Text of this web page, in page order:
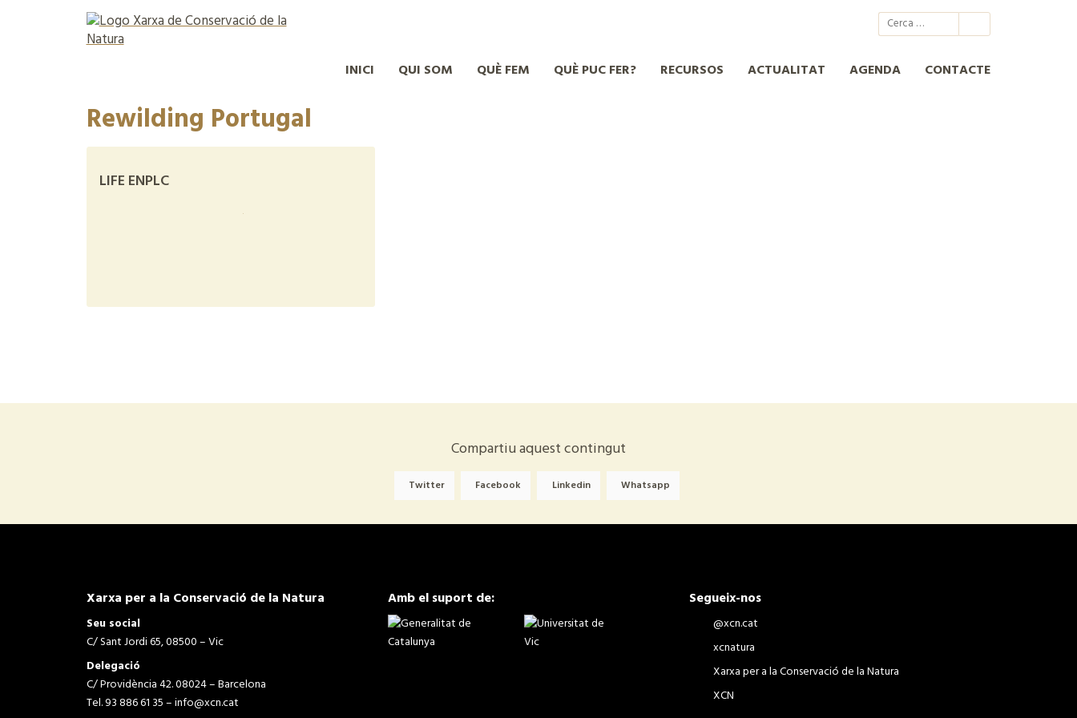
Xarxa per a la Conservació de la Natura
INICI QUI SOM QUÈ FEM QUÈ PUC FER? RECURSOS ACTUALITAT AGENDA CONTACTE
Rewilding Portugal
LIFE ENPLC
+
Compartiu aquest contingut
Twitter Facebook Linkedin Whatsapp
Xarxa per a la Conservació de la Natura
Seu social
C/ Sant Jordi 65, 08500 – Vic
Delegació
C/ Providència 42. 08024 – Barcelona
Tel. 93 886 61 35 –info@xcn.cat
Amb el suport de: Segueix-nos
@xcn.cat
xcnatura
Xarxa per a la Conservació de la Natura
XCN